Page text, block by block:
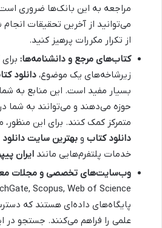
مراجعه به این بانک‌ها ضروری
می‌توانید از آخرین تحقیقات
از تکرار مکررات پرهیز کنید.
کتاب‌های مرجع و دانشنامه‌ها:
زیرشاخه‌های یک موضوع، دانلود
بسیار مفید است. این منابع به
حوزه می‌دهند و می‌توانند به شما
متمرکز کمک کنند. برای این منظور،
دانلود کتاب و بهترین سایت دانلود
خدمات پلتفرم‌هایی مانند ایران
وب‌سایت‌های تخصصی و مجلات
پایگاه‌های داده‌ای هستند که
علمی را فراهم می‌کنند. جستجو در